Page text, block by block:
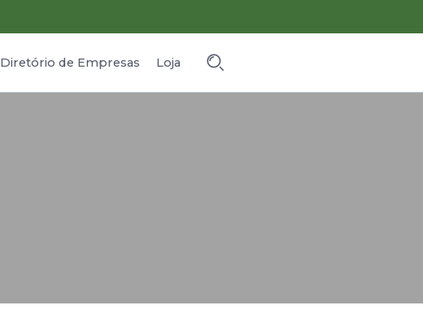
Diretório de Empresas Loja